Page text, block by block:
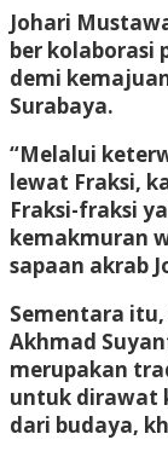
Johari
ber kolaborasi
demi
Surabaya.
“Melalui
lewat Fraksi,
Fraksi-fraksi
kemakmuran
sapaan akrab
Sementara itu,
Akhmad
merupakan
untuk dirawat
dari budaya,